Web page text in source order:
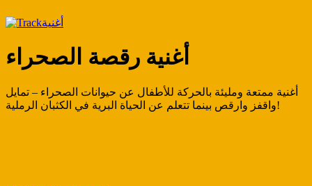
أغنية
أغنية رقصة الصحراء
أغنية ممتعة ومليئة بالحركة للأطفال عن حيوانات الصحراء – تمايل
واقفز وارقص بينما تتعلم عن الحياة البرية في الكثبان الرملية!